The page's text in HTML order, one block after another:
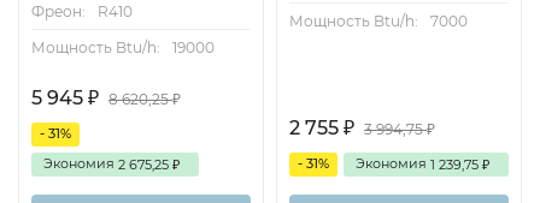
Фреон:
R410
Мощность Btu/h:
19000
5 945 ₽ 8 620,25₽
- 31%
Экономия 2 675,25 ₽
Мощность Btu/h:
7000
2 755 ₽ 3 994,75₽
- 31% Экономия 1 239,75 ₽